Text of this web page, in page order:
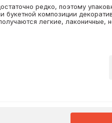
редко, поэтому
композиции
легкие, лаконичные,